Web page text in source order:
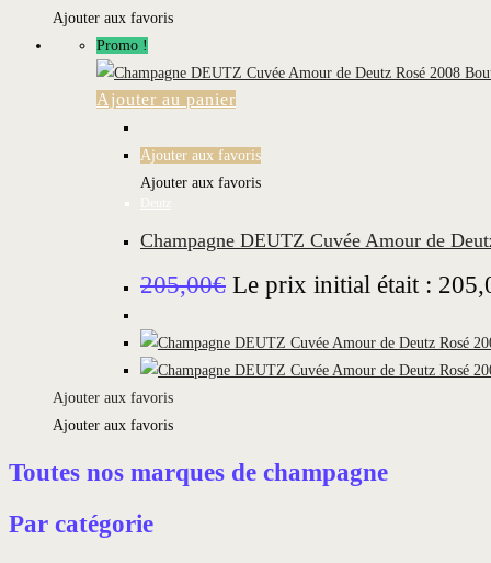
Ajouter aux favoris
Promo !
Ajouter au panier
Ajouter aux favoris
Ajouter aux favoris
Deutz
Champagne DEUTZ Cuvée Amour de
205,00€ Le prix initial était :
Ajouter aux favoris
Ajouter aux favoris
Toutes nos marques de champagne
Par catégorie